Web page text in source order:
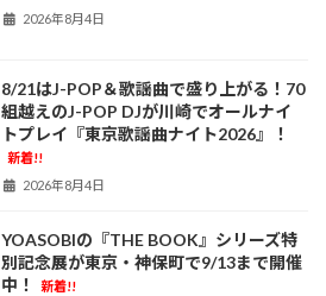
2026年8月4日
8/21はJ-POP＆歌謡曲で盛り上がる！70
組越えのJ-POP DJが川崎でオールナイ
トプレイ『東京歌謡曲ナイト2026』！
新着!!
2026年8月4日
YOASOBIの『THE BOOK』シリーズ特
別記念展が東京・神保町で9/13まで開催
中！
新着!!